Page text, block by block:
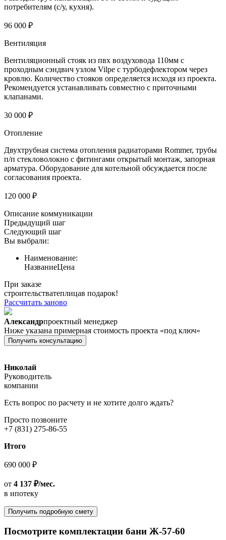
потребителям (с/у, кухня).
96 000 ₽
Вентиляция
Вентиляционный стояк из пвх воздуховода 110мм с
проходным сэндвич узлом Vilpe с турбодефлектором через
кровлю. Количество стояков определяется исходя из проекта.
Рекомендуется устанавливать совместно с приточными
клапанами.
30 000 ₽
Отопление
Двухтрубная система отопления радиаторами Rommer, трубы
п/п стекловолокно с фитингами открытый монтаж, запорная
арматура. Оборудование для котельной обсуждается после
согласования проекта.
120 000 ₽
Описание коммуникации
Предыдущий шаг
Следующий шаг
Вы выбрали:
Наименование:
НазваниеЦена
При заказе
строительстватеплицав подарок!
Рассчитать заново
Александрпроектный менеджер
Ниже указана примерная стоимость проекта «под ключ»
Получить консультацию
Николай
Руководитель
компании
Есть вопрос по расчету и не хотите долго ждать?
Просто позвоните
+7 (831) 275-86-55
Итого
690 000 ₽
от 4 137 ₽/мес.
в ипотеку
Получить подробную смету
Посмотрите комплектации бани Ж-57-60